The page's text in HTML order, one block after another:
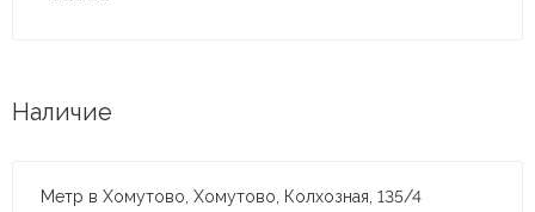
Наличие
Метр в Хомутово, Хомутово, Колхозная, 135/4